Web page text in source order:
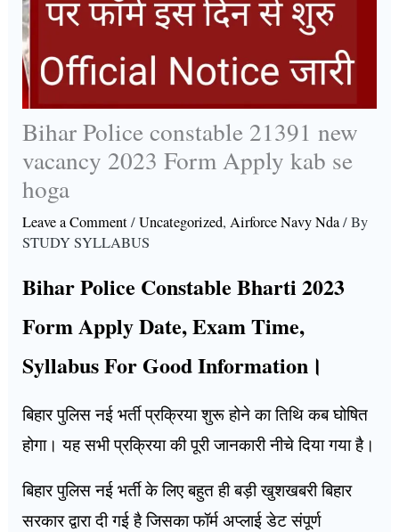
Bihar Police constable 21391 new
vacancy 2023 Form Apply kab se
hoga
Leave a Comment/Uncategorized,Airforce Navy Nda/ By
STUDY SYLLABUS
Bihar Police Constable Bharti 2023
Form Apply Date, Exam Time,
Syllabus For Good Information।
बिहार पुलिस नई भर्ती प्रक्रिया शुरू होने का तिथि कब घोषित
होगा। यह सभी प्रक्रिया की पूरी जानकारी नीचे दिया गया है।
बिहार पुलिस नई भर्ती के लिए बहुत ही बड़ी खुशखबरी बिहार
सरकार द्वारा दी गई है जिसका फॉर्म अप्लाई डेट संपूर्ण